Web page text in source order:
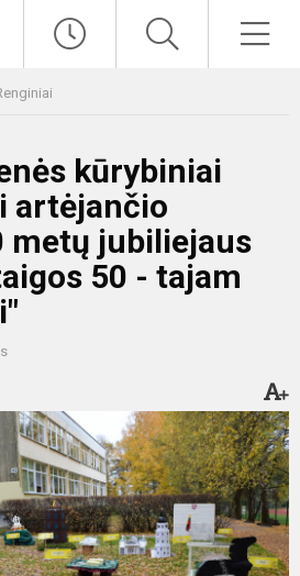
kūrybiniai
artėjančio
metų jubiliejaus
50 - tajam